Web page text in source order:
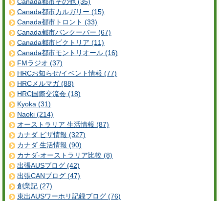
Canada都市その他 (35)
Canada都市カルガリー (15)
Canada都市トロント (33)
Canada都市バンクーバー (67)
Canada都市ビクトリア (11)
Canada都市モントリオール (16)
FMラジオ (37)
HRCお知らせ/イベント情報 (77)
HRCメルマガ (88)
HRC国際交流会 (18)
Kyoka (31)
Naoki (214)
オーストラリア 生活情報 (87)
カナダ ビザ情報 (327)
カナダ 生活情報 (90)
カナダ-オーストラリア比較 (8)
出張AUSブログ (42)
出張CANブログ (47)
創業記 (27)
東出AUSワーホリ記録ブログ (76)